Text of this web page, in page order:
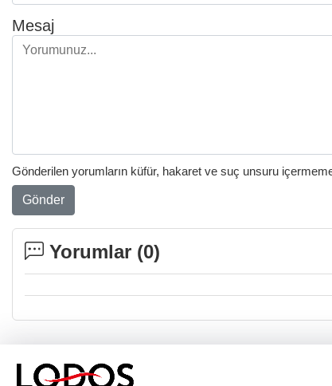
Mesaj
Gönderilen yorumların küfür, hakaret ve suç unsuru
Gönder
Yorumlar (0)